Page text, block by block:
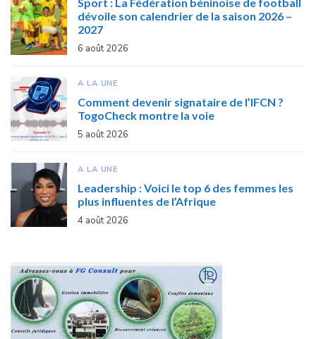
Sport : La Fédération béninoise de football
dévoile son calendrier de la saison 2026 –
2027
6 août 2026
A LA UNE
Comment devenir signataire de l’IFCN ?
TogoCheck montre la voie
5 août 2026
A LA UNE
Leadership : Voici le top 6 des femmes les
plus influentes de l’Afrique
4 août 2026